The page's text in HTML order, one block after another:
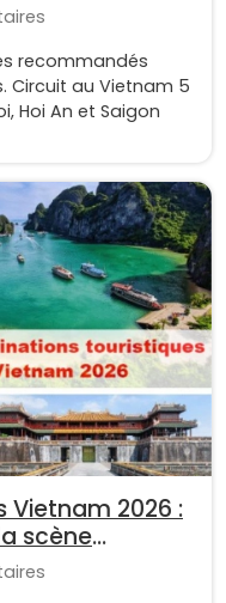
recommandés
Circuit au Vietnam 5
Hoi An et Saigon
Vietnam 2026 :
scène